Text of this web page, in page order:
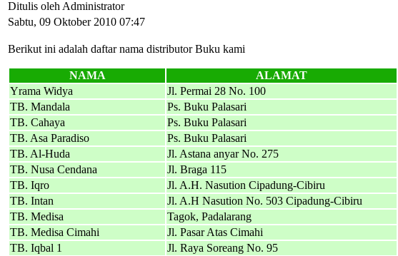
Ditulis oleh Administrator
Sabtu, 09 Oktober 2010 07:47
Berikut ini adalah daftar nama distributor Buku kami
NAMA ALAMAT
Yrama Widya
Jl. Permai 28 No. 100
TB. Mandala
Ps. Buku Palasari
TB. Cahaya
Ps. Buku Palasari
TB. Asa Paradiso
Ps. Buku Palasari
TB. Al-Huda
Jl. Astana anyar No. 275
TB. Nusa Cendana
Jl. Braga 115
TB. Iqro
Jl. A.H. Nasution Cipadung-Cibiru
TB. Intan
Jl. A.H Nasution No. 503 Cipadung-Cibiru
TB. Medisa
Tagok, Padalarang
TB. Medisa Cimahi
Jl. Pasar Atas Cimahi
TB. Iqbal 1
Jl. Raya Soreang No. 95